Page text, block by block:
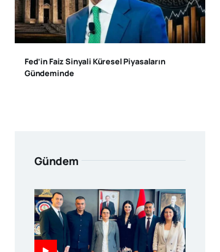
Fed’in Faiz Sinyali Küresel Piyasaların
Gündeminde
Gündem